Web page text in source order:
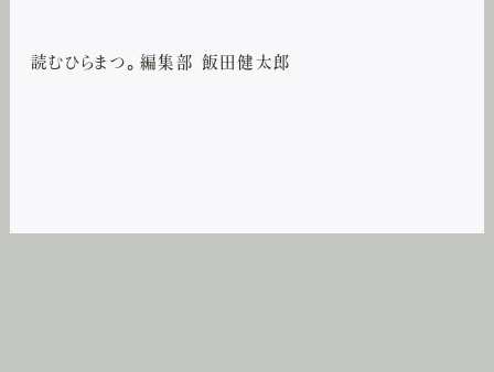
読むひらまつ。編集部 飯田健太郎